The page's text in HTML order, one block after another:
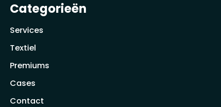
Categorieën
Services
Textiel
Premiums
Cases
Contact